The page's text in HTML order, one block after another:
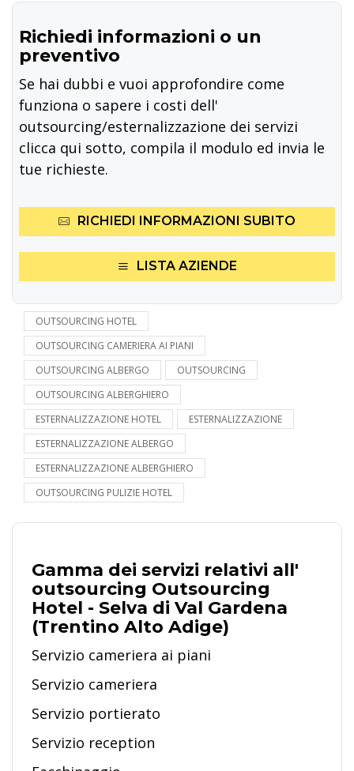
Richiedi informazioni o un
preventivo
Se hai dubbi e vuoi approfondire come
funziona o sapere i costi dell'
outsourcing/esternalizzazione dei servizi
clicca qui sotto, compila il modulo ed invia le
tue richieste.
RICHIEDI INFORMAZIONI SUBITO
LISTA AZIENDE
OUTSOURCING HOTEL
OUTSOURCING CAMERIERA AI PIANI
OUTSOURCING ALBERGO
OUTSOURCING
OUTSOURCING ALBERGHIERO
ESTERNALIZZAZIONE HOTEL
ESTERNALIZZAZIONE
ESTERNALIZZAZIONE ALBERGO
ESTERNALIZZAZIONE ALBERGHIERO
OUTSOURCING PULIZIE HOTEL
Gamma dei servizi relativi all'
outsourcing Outsourcing
Hotel - Selva di Val Gardena
(Trentino Alto Adige)
Servizio cameriera ai piani
Servizio cameriera
Servizio portierato
Servizio reception